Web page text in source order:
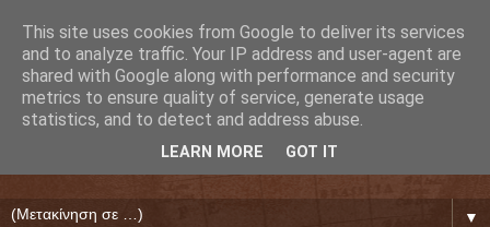
Ευάγγελος Κρητικός
ΠΡΟΕΔΡΟΣ ΕΘΝΙΚΗΣ ΟΜΟΣΠΟΝΔΙΑΣ ΔΑΝΕΙΟΛΗΠΤΩΝ
▼
This site uses cookies from Google to deliver its services
and to analyze traffic. Your IP address and user-agent are
shared with Google along with performance and security
metrics to ensure quality of service, generate usage
statistics, and to detect and address abuse.
LEARN MORE GOT IT